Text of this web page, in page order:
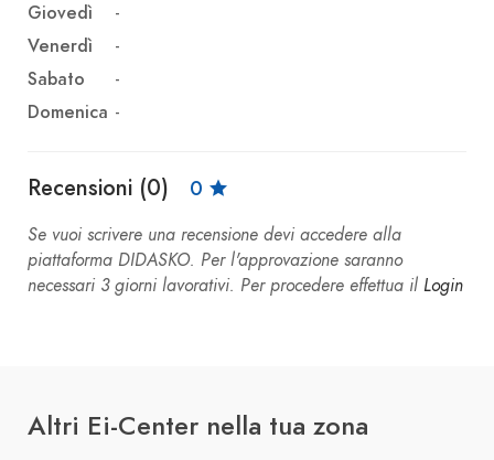
Giovedì
-
Venerdì
-
Sabato
-
Domenica -
Recensioni (0) 0
Se vuoi scrivere una recensione devi accedere alla
piattaforma DIDASKO. Per l'approvazione saranno
necessari 3 giorni lavorativi. Per procedere effettua il Login
Altri Ei-Center nella tua zona